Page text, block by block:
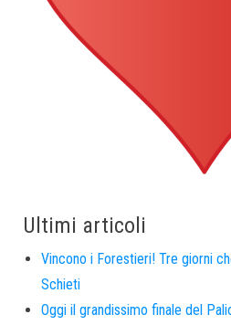
Ultimi articoli
Vincono i Forestieri! Tre giorni
Schieti
Oggi il grandissimo finale del